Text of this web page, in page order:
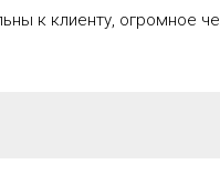
к клиенту, огромное